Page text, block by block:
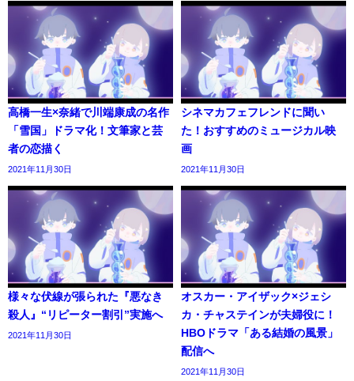
高橋一生×奈緒で川端康成の名作
「雪国」ドラマ化！文筆家と芸
者の恋描く
2021年11月30日
シネマカフェフレンドに聞い
た！おすすめのミュージカル映
画
2021年11月30日
様々な伏線が張られた『悪なき
殺人』“リピーター割引”実施へ
2021年11月30日
オスカー・アイザック×ジェシ
カ・チャステインが夫婦役に！
HBOドラマ「ある結婚の風景」
配信へ
2021年11月30日